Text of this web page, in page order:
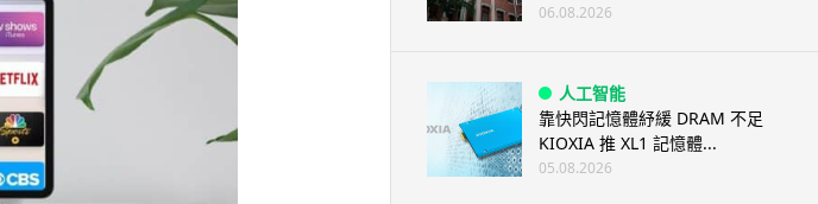
06.08.2026
人工智能
靠快閃記憶體紓緩 DRAM 不足
KIOXIA 推 XL1 記憶體...
05.08.2026